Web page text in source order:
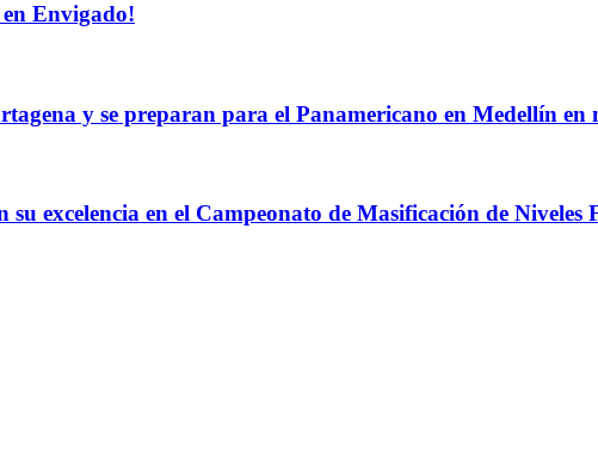
Envigado!
y se preparan para el Panamericano en Medellín en
excelencia en el Campeonato de Masificación de Niveles